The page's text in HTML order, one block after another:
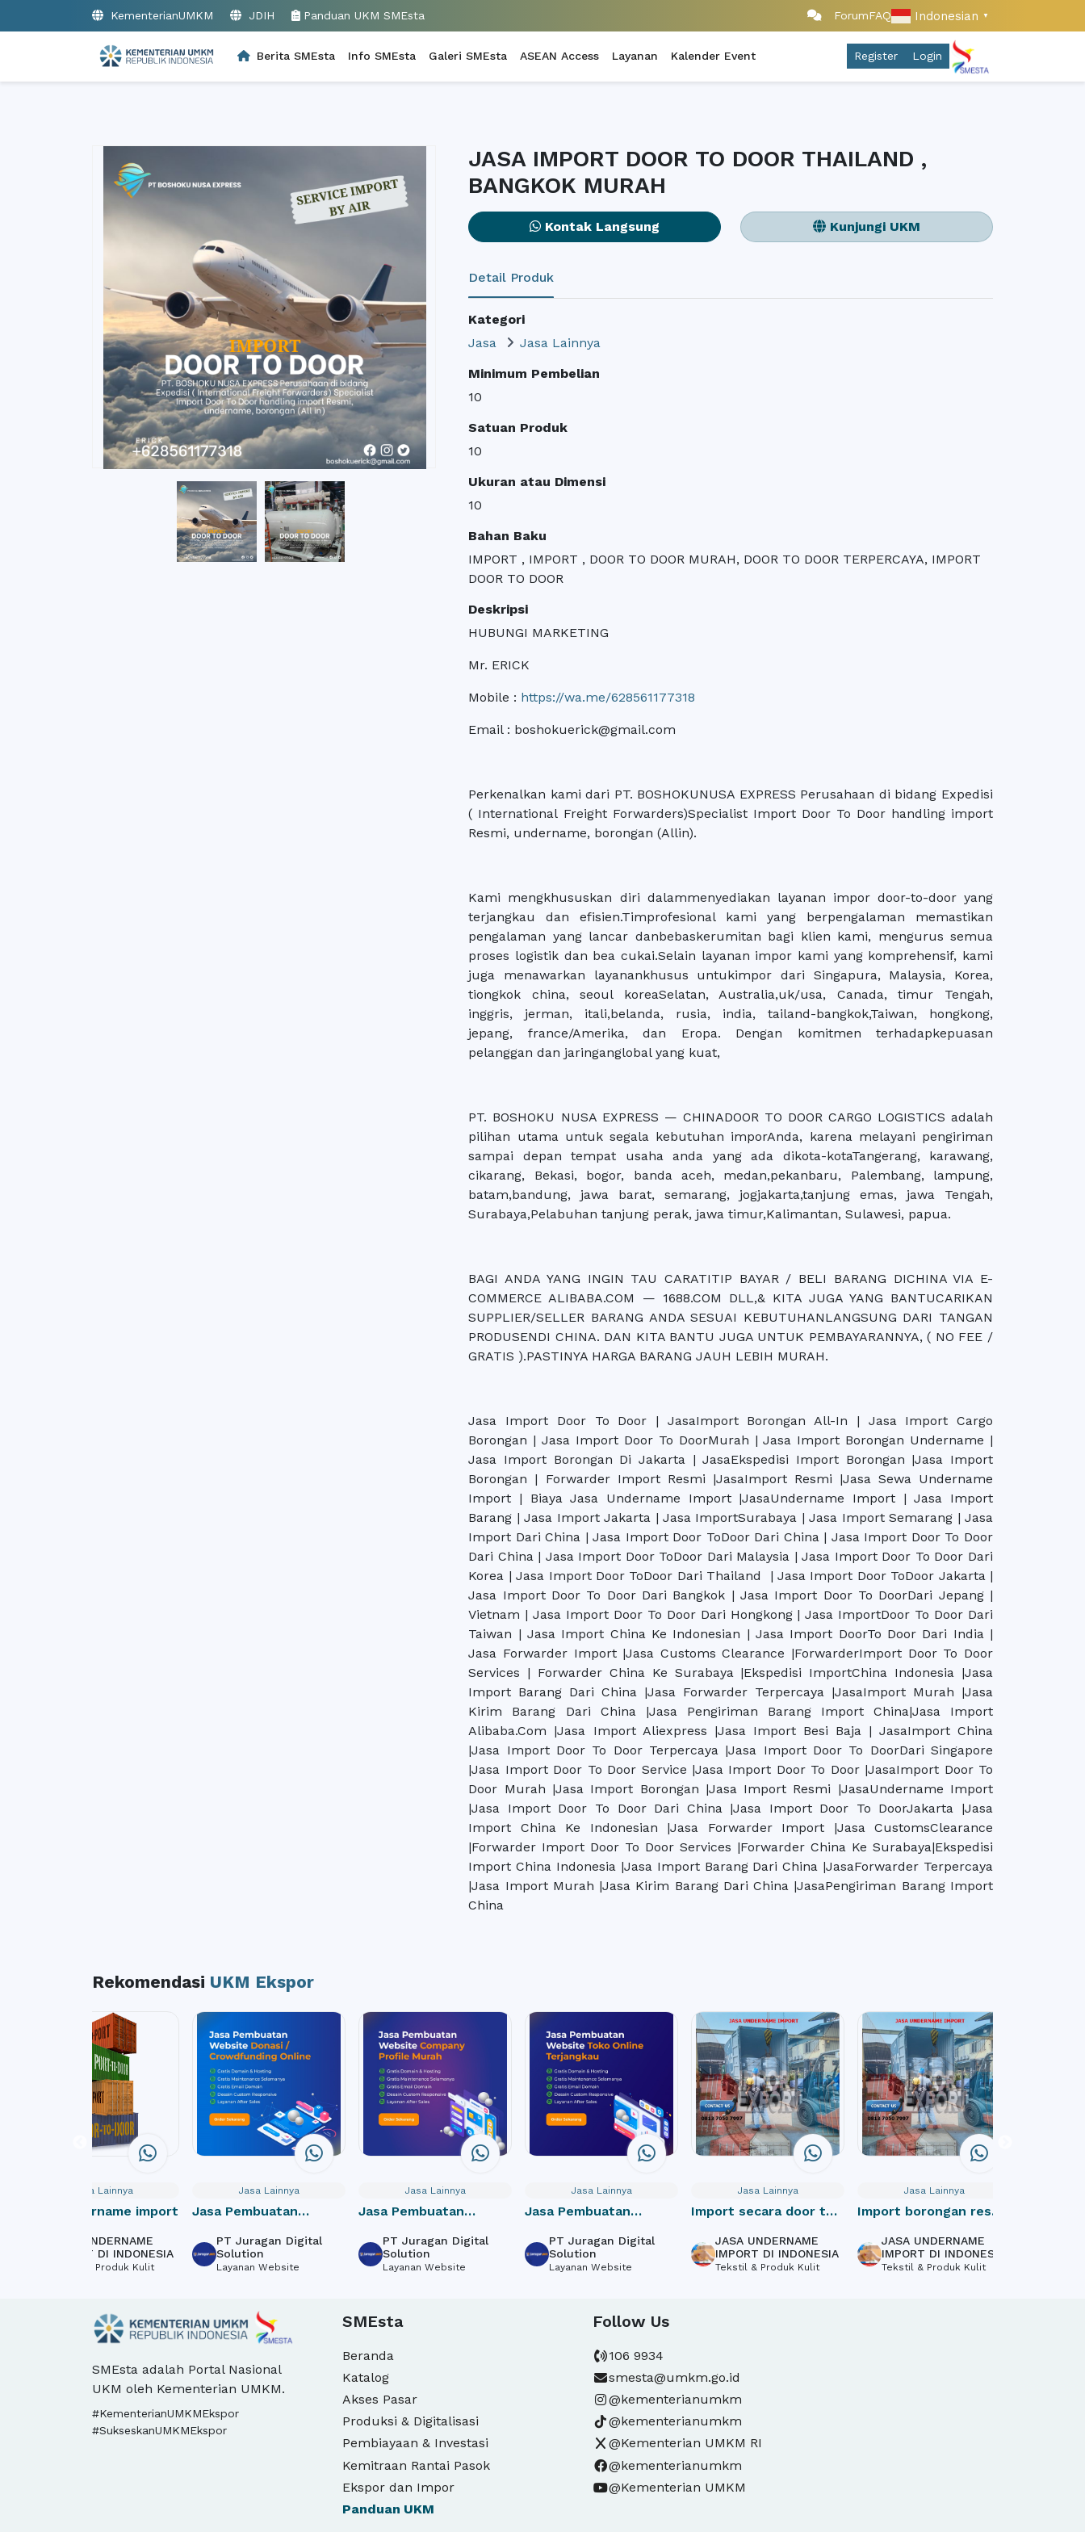
KementerianUMKM JDIH Panduan UKM SMEsta ForumFAQ Indonesian ▼
Berita SMEsta Info SMEsta Galeri SMEsta ASEAN Access Layanan Kalender Event Register Login
JASA IMPORT DOOR TO DOOR THAILAND ,
BANGKOK MURAH
Kontak Langsung Kunjungi UKM
Detail Produk
Kategori
Jasa
Jasa Lainnya
Minimum Pembelian
10
Satuan Produk
10
Ukuran atau Dimensi
10
Bahan Baku
IMPORT , IMPORT , DOOR TO DOOR MURAH, DOOR TO DOOR TERPERCAYA, IMPORT
DOOR TO DOOR
Deskripsi
HUBUNGI MARKETING
Mr. ERICK
Mobile : https://wa.me/628561177318
Email : boshokuerick@gmail.com
Perkenalkan kami dari PT. BOSHOKUNUSA EXPRESS Perusahaan di bidang Expedisi
( International Freight Forwarders)Specialist Import Door To Door handling import
Resmi, undername, borongan (Allin).
Kami mengkhususkan diri dalammenyediakan layanan impor door-to-door yang
terjangkau dan efisien.Timprofesional kami yang berpengalaman memastikan
pengalaman yang lancar danbebaskerumitan bagi klien kami, mengurus semua
proses logistik dan bea cukai.Selain layanan impor kami yang komprehensif, kami
juga menawarkan layanankhusus untukimpor dari Singapura, Malaysia, Korea,
tiongkok china, seoul koreaSelatan, Australia,uk/usa, Canada, timur Tengah,
inggris, jerman, itali,belanda, rusia, india, tailand-bangkok,Taiwan, hongkong,
jepang, france/Amerika, dan Eropa. Dengan komitmen terhadapkepuasan
pelanggan dan jaringanglobal yang kuat,
PT. BOSHOKU NUSA EXPRESS — CHINADOOR TO DOOR CARGO LOGISTICS adalah
pilihan utama untuk segala kebutuhan imporAnda, karena melayani pengiriman
sampai depan tempat usaha anda yang ada dikota-kotaTangerang, karawang,
cikarang, Bekasi, bogor, banda aceh, medan,pekanbaru, Palembang, lampung,
batam,bandung, jawa barat, semarang, jogjakarta,tanjung emas, jawa Tengah,
Surabaya,Pelabuhan tanjung perak, jawa timur,Kalimantan, Sulawesi, papua.
BAGI ANDA YANG INGIN TAU CARATITIP BAYAR / BELI BARANG DICHINA VIA E-
COMMERCE ALIBABA.COM — 1688.COM DLL,& KITA JUGA YANG BANTUCARIKAN
SUPPLIER/SELLER BARANG ANDA SESUAI KEBUTUHANLANGSUNG DARI TANGAN
PRODUSENDI CHINA. DAN KITA BANTU JUGA UNTUK PEMBAYARANNYA, ( NO FEE /
GRATIS ).PASTINYA HARGA BARANG JAUH LEBIH MURAH.
Jasa Import Door To Door | JasaImport Borongan All-In | Jasa Import Cargo
Borongan | Jasa Import Door To DoorMurah | Jasa Import Borongan Undername |
Jasa Import Borongan Di Jakarta | JasaEkspedisi Import Borongan |Jasa Import
Borongan | Forwarder Import Resmi |JasaImport Resmi |Jasa Sewa Undername
Import | Biaya Jasa Undername Import |JasaUndername Import | Jasa Import
Barang | Jasa Import Jakarta | Jasa ImportSurabaya | Jasa Import Semarang | Jasa
Import Dari China | Jasa Import Door ToDoor Dari China | Jasa Import Door To Door
Dari China | Jasa Import Door ToDoor Dari Malaysia | Jasa Import Door To Door Dari
Korea | Jasa Import Door ToDoor Dari Thailand | Jasa Import Door ToDoor Jakarta |
Jasa Import Door To Door Dari Bangkok | Jasa Import Door To DoorDari Jepang |
Vietnam | Jasa Import Door To Door Dari Hongkong | Jasa ImportDoor To Door Dari
Taiwan | Jasa Import China Ke Indonesian | Jasa Import DoorTo Door Dari India |
Jasa Forwarder Import |Jasa Customs Clearance |ForwarderImport Door To Door
Services | Forwarder China Ke Surabaya |Ekspedisi ImportChina Indonesia |Jasa
Import Barang Dari China |Jasa Forwarder Terpercaya |JasaImport Murah |Jasa
Kirim Barang Dari China |Jasa Pengiriman Barang Import China|Jasa Import
Alibaba.Com |Jasa Import Aliexpress |Jasa Import Besi Baja | JasaImport China
|Jasa Import Door To Door Terpercaya |Jasa Import Door To DoorDari Singapore
|Jasa Import Door To Door Service |Jasa Import Door To Door |JasaImport Door To
Door Murah |Jasa Import Borongan |Jasa Import Resmi |JasaUndername Import
|Jasa Import Door To Door Dari China |Jasa Import Door To DoorJakarta |Jasa
Import China Ke Indonesian |Jasa Forwarder Import |Jasa CustomsClearance
|Forwarder Import Door To Door Services |Forwarder China Ke Surabaya|Ekspedisi
Import China Indonesia |Jasa Import Barang Dari China |JasaForwarder Terpercaya
|Jasa Import Murah |Jasa Kirim Barang Dari China |JasaPengiriman Barang Import
China
Rekomendasi UKM Ekspor
Jasa Lainnya
Jasa undername import
JASA UNDERNAME
IMPORT DI INDONESIA
Tekstil & Produk Kulit
Jasa Lainnya
Jasa Pembuatan
Crowdfunding Online
PT Juragan Digital
Solution
Layanan Website
Jasa Lainnya
Jasa Pembuatan
Company Profile
PT Juragan Digital
Solution
Layanan Website
Jasa Lainnya
Jasa Pembuatan
e-Commerce
PT Juragan Digital
Solution
Layanan Website
Jasa Lainnya
Import secara door to
JASA UNDERNAME
IMPORT DI INDONESIA
Tekstil & Produk Kulit
Jasa Lainnya
Import borongan resmi
JASA UNDERNAME
IMPORT DI INDONESIA
Tekstil & Produk Kulit
SMEsta adalah Portal Nasional
UKM oleh Kementerian UMKM.
#KementerianUMKMEkspor
#SukseskanUMKMEkspor
SMEsta
Beranda
Katalog
Akses Pasar
Produksi & Digitalisasi
Pembiayaan & Investasi
Kemitraan Rantai Pasok
Ekspor dan Impor
Panduan UKM
Follow Us
106 9934
smesta@umkm.go.id
@kementerianumkm
@kementerianumkm
@Kementerian UMKM RI
@kementerianumkm
@Kementerian UMKM